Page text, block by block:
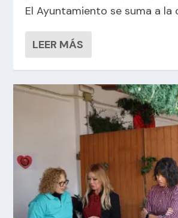
El Ayuntamiento se suma a
LEER MÁS